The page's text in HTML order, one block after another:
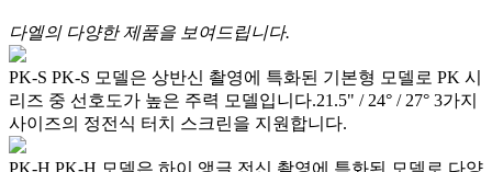
다엘의 다양한 제품을 보여드립니다.
PK-S PK-S 모델은 상반신 촬영에 특화된 기본형 모델로 PK 시
리즈 중 선호도가 높은 주력 모델입니다.21.5" / 24° / 27° 3가지
사이즈의 정전식 터치 스크린을 지원합니다.
PK-H PK-H 모델은 하이 앵글 전신 촬영에 특화된 모델로 다양